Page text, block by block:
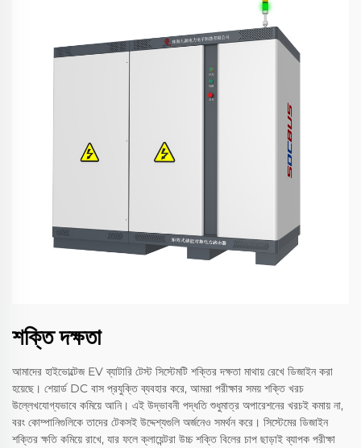
শক্তি দক্ষতা
আমাদের হাইভোল্টেজ EV ব্যাটারি টেস্ট সিস্টেমটি শক্তির দক্ষতা মাথায় রেখে ডিজাইন করা
হয়েছে। শেয়ার্ড DC বাস প্রযুক্তি ব্যবহার করে, আমরা পরীক্ষার সময় শক্তি খরচ
উল্লেখযোগ্যভাবে কমিয়ে আনি। এই উদ্ভাবনী পদ্ধতি শুধুমাত্র অপারেশনের খরচই কমায় না,
বরং কোম্পানিগুলিকে তাদের টেকসই উদ্দেশ্যগুলি অর্জনেও সমর্থন করে। সিস্টেমের ডিজাইন
শক্তির ক্ষতি কমিয়ে রাখে, যার ফলে ক্লায়েন্টরা উচ্চ শক্তি বিলের চাপ ছাড়াই ব্যাপক পরীক্ষা